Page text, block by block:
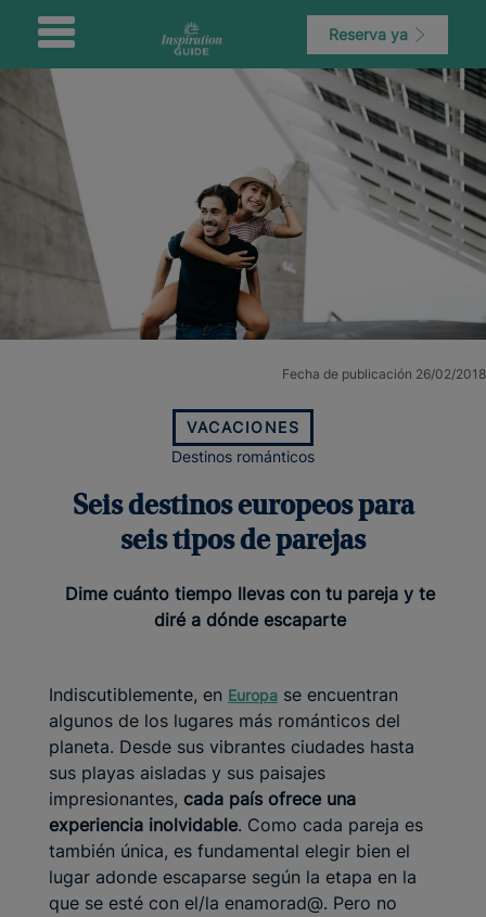
Reserva ya
Fecha de publicación 26/02/2018
VACACIONES
Destinos románticos
Seis destinos europeos para
seis tipos de parejas
Dime cuánto tiempo llevas con tu pareja y te
diré a dónde escaparte
Indiscutiblemente, en Europa se encuentran
algunos de los lugares más románticos del
planeta. Desde sus vibrantes ciudades hasta
sus playas aisladas y sus paisajes
impresionantes, cada país ofrece una
experiencia inolvidable. Como cada pareja es
también única, es fundamental elegir bien el
lugar adonde escaparse según la etapa en la
que se esté con el/la enamorad@. Pero no